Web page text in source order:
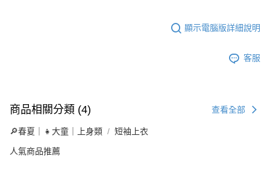
顯示電腦版詳細說明
客服
商品相關分類 (4) 查看全部
🔎春夏｜👧大童｜上身類 短袖上衣
人氣商品推薦